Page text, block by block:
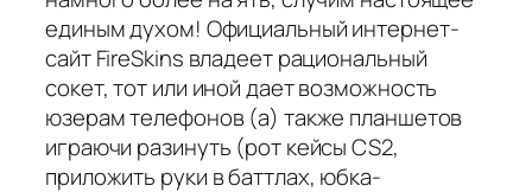
единым духом! Официальный интернет-
сайт FireSkins владеет рациональный
сокет, тот или иной дает возможность
юзерам телефонов (а) также планшетов
играючи разинуть (рот кейсы CS2,
приложить руки в баттлах, юбка-